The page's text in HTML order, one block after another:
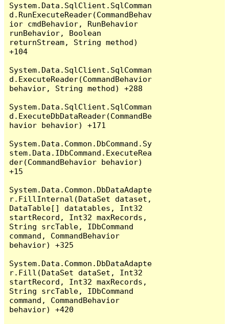
System.Data.SqlClient.SqlComman
d.RunExecuteReader(CommandBehav
ior cmdBehavior, RunBehavior
runBehavior, Boolean
returnStream, String method)
+104
System.Data.SqlClient.SqlComman
d.ExecuteReader(CommandBehavior
behavior, String method) +288
System.Data.SqlClient.SqlComman
d.ExecuteDbDataReader(CommandBe
havior behavior) +171
System.Data.Common.DbCommand.Sy
stem.Data.IDbCommand.ExecuteRea
der(CommandBehavior behavior)
+15
System.Data.Common.DbDataAdapte
r.FillInternal(DataSet dataset,
DataTable[] datatables, Int32
startRecord, Int32 maxRecords,
String srcTable, IDbCommand
command, CommandBehavior
behavior) +325
System.Data.Common.DbDataAdapte
r.Fill(DataSet dataSet, Int32
startRecord, Int32 maxRecords,
String srcTable, IDbCommand
command, CommandBehavior
behavior) +420